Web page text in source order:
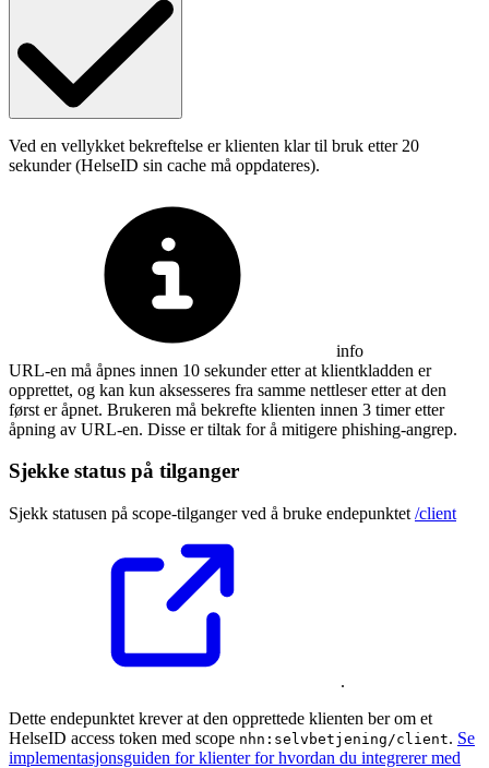
Ved en vellykket bekreftelse er klienten klar til bruk etter 20
sekunder (HelseID sin cache må oppdateres).
info
URL-en må åpnes innen 10 sekunder etter at klientkladden er
opprettet, og kan kun aksesseres fra samme nettleser etter at den
først er åpnet. Brukeren må bekrefte klienten innen 3 timer etter
åpning av URL-en. Disse er tiltak for å mitigere phishing-angrep.
Sjekke status på tilganger
Sjekk statusen på scope-tilganger ved å bruke endepunktet /client
.
Dette endepunktet krever at den opprettede klienten ber om et
HelseID access token med scope nhn:selvbetjening/client. Se
implementasjonsguiden for klienter for hvordan du integrerer med